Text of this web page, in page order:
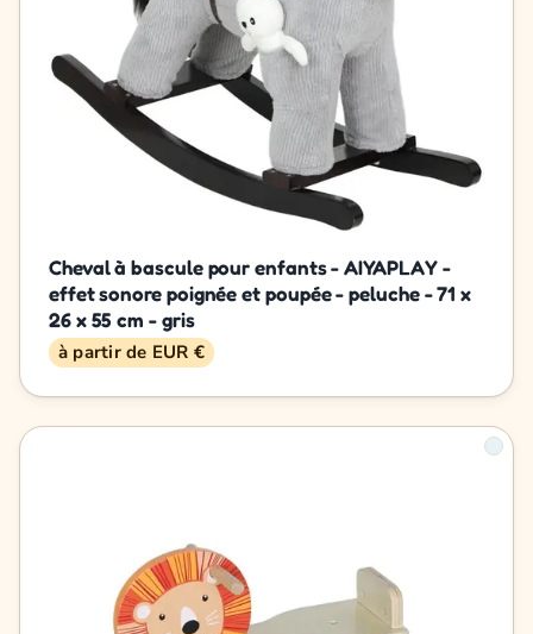
Cheval à bascule pour enfants - AIYAPLAY -
effet sonore poignée et poupée - peluche - 71 x
26 x 55 cm - gris
à partir de EUR €